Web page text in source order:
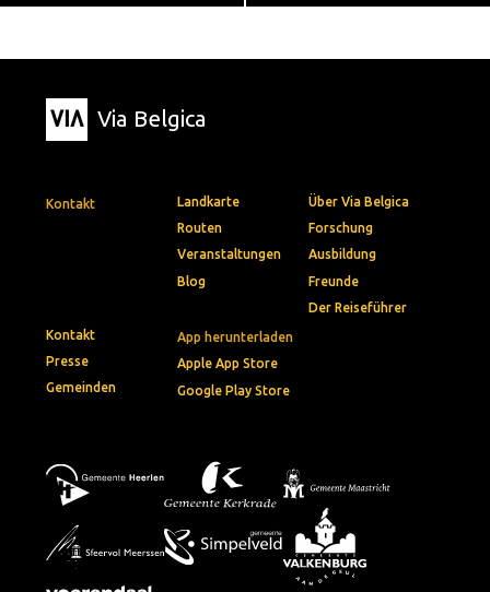
Via Belgica
Kontakt
App herunterladen
Apple App Store
Google Play Store
Landkarte
Routen
Veranstaltungen
Blog
Über Via Belgica
Forschung
Ausbildung
Freunde
Der Reiseführer
Kontakt
Presse
Gemeinden